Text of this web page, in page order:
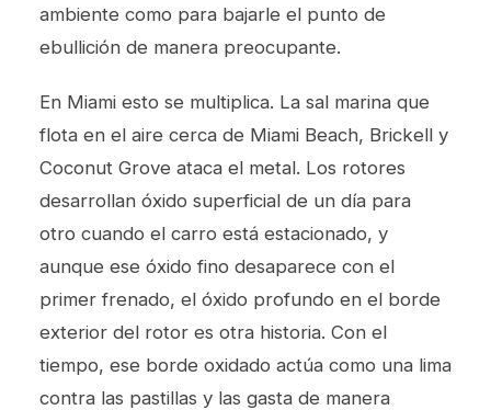
ambiente como para bajarle el punto de
ebullición de manera preocupante.
En Miami esto se multiplica. La sal marina que
flota en el aire cerca de Miami Beach, Brickell y
Coconut Grove ataca el metal. Los rotores
desarrollan óxido superficial de un día para
otro cuando el carro está estacionado, y
aunque ese óxido fino desaparece con el
primer frenado, el óxido profundo en el borde
exterior del rotor es otra historia. Con el
tiempo, ese borde oxidado actúa como una lima
contra las pastillas y las gasta de manera